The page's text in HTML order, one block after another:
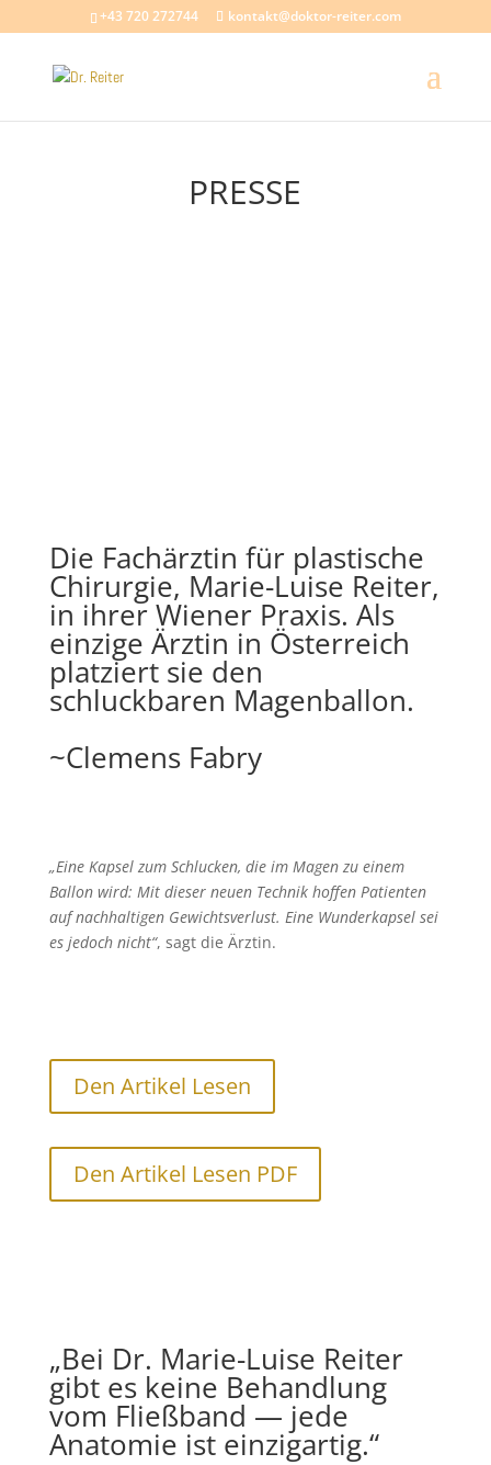
+43 720 272744 kontakt@doktor-reiter.com
PRESSE
Die Fachärztin für plastische
Chirurgie, Marie-Luise Reiter,
in ihrer Wiener Praxis. Als
einzige Ärztin in Österreich
platziert sie den
schluckbaren Magenballon.
~Clemens Fabry
„Eine Kapsel zum Schlucken, die im Magen zu einem
Ballon wird: Mit dieser neuen Technik hoffen Patienten
auf nachhaltigen Gewichtsverlust. Eine Wunderkapsel sei
es jedoch nicht“, sagt die Ärztin.
Den Artikel Lesen
Den Artikel Lesen PDF
„Bei Dr. Marie-Luise Reiter
gibt es keine Behandlung
vom Fließband — jede
Anatomie ist einzigartig.“